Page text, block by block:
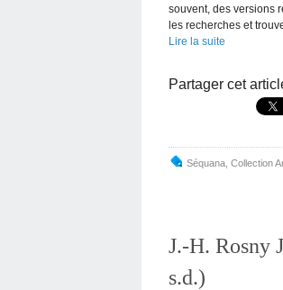
souvent, des versions
les recherches et
Lire la suite
Partager cet
Séquana Collection
J.-H. Rosny
s.d.)